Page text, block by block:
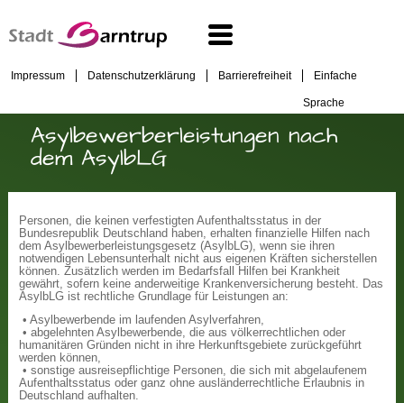
Impressum Datenschutzerklärung Barrierefreiheit Einfache
Sprache
Asylbewerberleistungen nach
dem AsylbLG
Personen, die keinen verfestigten Aufenthaltsstatus in der
Bundesrepublik Deutschland haben, erhalten finanzielle Hilfen nach
dem Asylbewerberleistungsgesetz (AsylbLG), wenn sie ihren
notwendigen Lebensunterhalt nicht aus eigenen Kräften sicherstellen
können. Zusätzlich werden im Bedarfsfall Hilfen bei Krankheit
gewährt, sofern keine anderweitige Krankenversicherung besteht. Das
AsylbLG ist rechtliche Grundlage für Leistungen an:
• Asylbewerbende im laufenden Asylverfahren,
• abgelehnten Asylbewerbende, die aus völkerrechtlichen oder
humanitären Gründen nicht in ihre Herkunftsgebiete zurückgeführt
werden können,
• sonstige ausreisepflichtige Personen, die sich mit abgelaufenem
Aufenthaltsstatus oder ganz ohne ausländerrechtliche Erlaubnis in
Deutschland aufhalten.